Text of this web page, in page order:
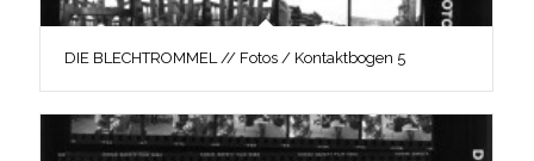
DIE BLECHTROMMEL // Fotos / Kontaktbogen 5